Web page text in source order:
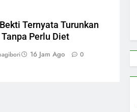
Ternyata Turunkan
Tanpa Perlu Diet
16 Jam Ago 0